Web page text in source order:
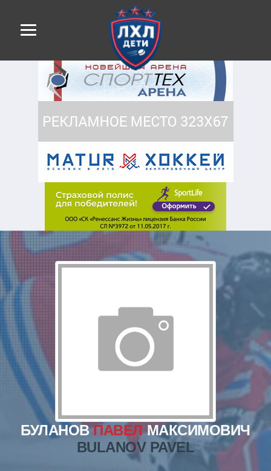
БУЛАНОВПАВЕЛМАКСИМОВИЧ
BULANOV PAVEL